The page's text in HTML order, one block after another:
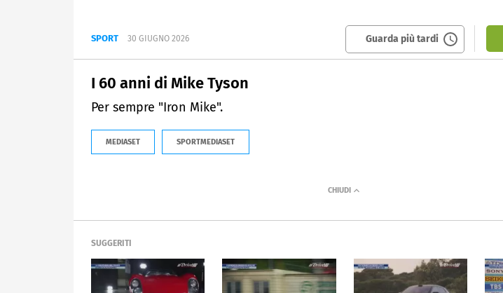
SPORT 30 GIUGNO 2026 Guarda più tardi
I 60 anni di Mike Tyson
Per sempre "Iron Mike".
MEDIASET SPORTMEDIASET
SUGGERITI